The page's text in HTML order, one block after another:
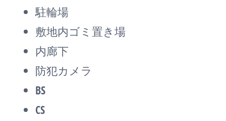
駐輪場
敷地内ゴミ置き場
内廊下
防犯カメラ
BS
CS